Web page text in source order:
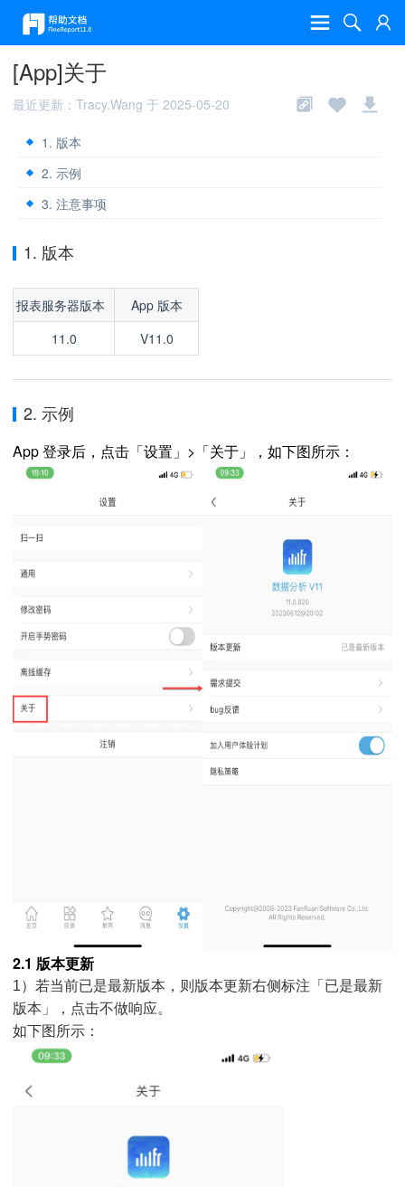
[App]关于
最近更新：Tracy.Wang 于 2025-05-20
1. 版本
2. 示例
3. 注意事项
1. 版本
报表服务器版本
App 版本
11.0
V11.0
2. 示例
App 登录后，点击「设置」 >「关于」 ，如下图所示 ：
2.1 版本更新
1）若当前已是最新版本，则版本更新右侧标注「已是最新
版本」，点击不做响应。
如下图所示：